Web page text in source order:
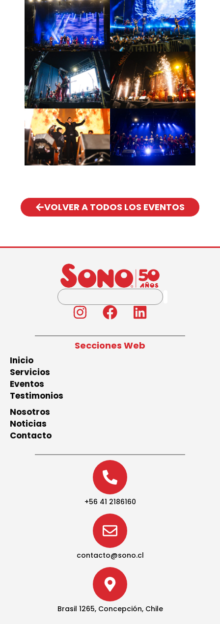
VOLVER A TODOS LOS EVENTOS
Secciones Web
Inicio
Servicios
Eventos
Testimonios
Nosotros
Noticias
Contacto
+56 41 2186160
contacto@sono.cl
Brasil 1265, Concepción, Chile